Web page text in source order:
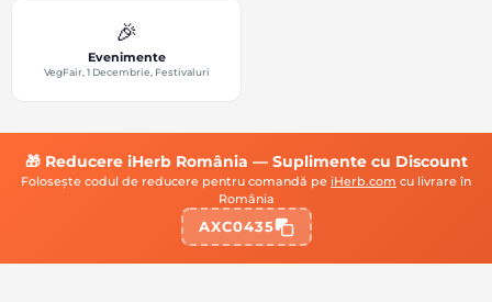
🎉
Evenimente
VegFair, 1 Decembrie, Festivaluri
🎁 Reducere iHerb România — Suplimente cu Discount
Folosește codul de reducere pentru comandă pe iHerb.com cu livrare în
România
AXC0435